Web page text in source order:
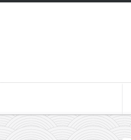
интернет пословање
исхраном до здравља